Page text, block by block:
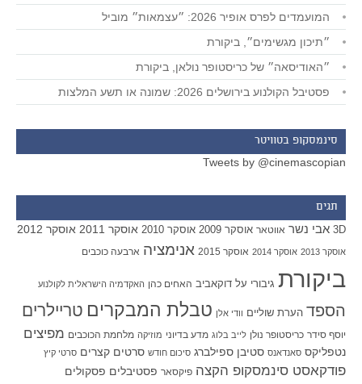
המועמדים לפרס אופיר 2026: ״עצמאות״ מוביל
״תיכון מגשימים״, ביקורת
״האודיסאה״ של כריסטופר נולאן, ביקורת
פסטיבל הקולנוע בירושלים 2026: שמונה או תשע המלצות
סינמסקופ בטוויטר
Tweets by @cinemascopian
תגים
3D אבי נשר אווטאר אוסקר 2009 אוסקר 2010 אוסקר 2011 אוסקר 2012
אוסקר 2013 אוסקר 2014 אוסקר 2015 אנימציה ארבעה כוכבים
ביקורת גיבורי על דוקאביב האחים כהן האקדמיה הישראלית לקולנוע
הספד הערת שוליים וודי אלן טבלת המבקרים טריילרים
יוסף סידר כריסטופר נולן לייב בלוג מדע בדיוני מוזיקה מלחמת הכוכבים מפיצים
נטפליקס סאנדאנס סטיבן ספילברג סיכום חודש סרטים קצרים סרטי קיץ
פודקאסט סינמסקופ הקצה פיקסאר פסטיבלים פסקולים